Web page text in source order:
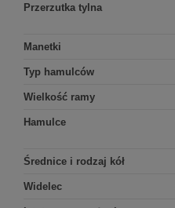
Przerzutka tylna
Manetki
Typ hamulców
Wielkość ramy
Hamulce
Średnice i rodzaj kół
Widelec